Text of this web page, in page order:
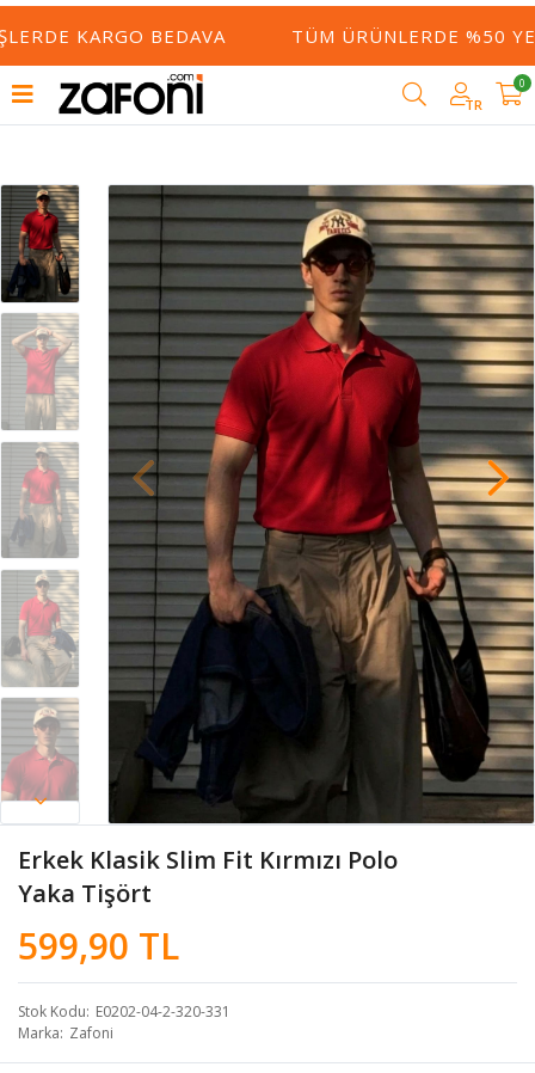
KARGO BEDAVA TÜM ÜRÜNLERDE %50 YE
TR
0
Erkek Klasik Slim Fit Kırmızı Polo
Yaka Tişört
599,90 TL
Stok Kodu E0202-04-2-320-331
Marka Zafoni